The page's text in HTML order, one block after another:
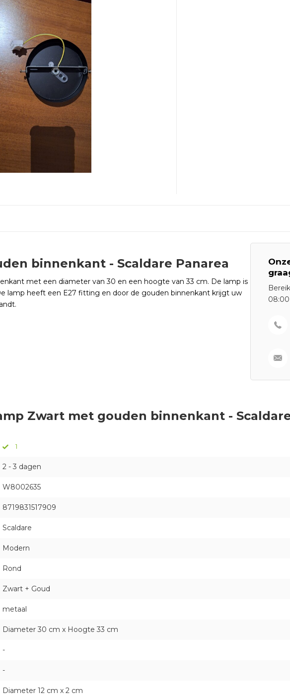
binnenkant - Scaldare Panarea
met een diameter van 30 en een hoogte van 33 cm. De lamp is
lamp heeft een E27 fitting en door de gouden binnenkant krijgt uw
Zwart met gouden binnenkant -
1
2 - 3 dagen
W8002635
8719831517909
Scaldare
Modern
Rond
Zwart + Goud
metaal
Diameter 30 cm x Hoogte 33 cm
-
-
Diameter 12 cm x 2 cm